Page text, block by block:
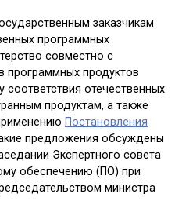
заказчикам
программных
совместно с
программных продуктов
отечественных
продуктам, а также
Постановления
предложения обсуждены
Экспертного совета
обеспечению (ПО) при
министра